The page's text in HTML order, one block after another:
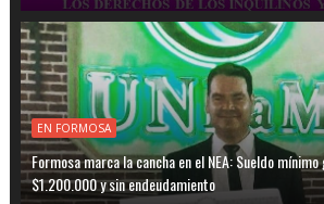
EN FORMOSA
Formosa marca la cancha en el NEA: Sueldo
$1.200.000 y sin endeudamiento